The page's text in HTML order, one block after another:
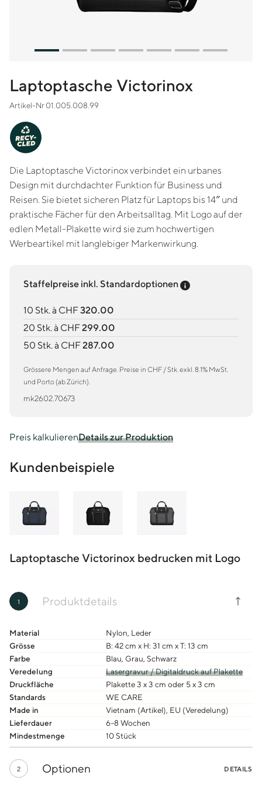
Laptoptasche Victorinox
Artikel-Nr 01.005.008.99
RECY-
CLED
Die Laptoptasche Victorinox verbindet ein urbanes
Design mit durchdachter Funktion für Business und
Reisen. Sie bietet sicheren Platz für Laptops bis 14″ und
praktische Fächer für den Arbeitsalltag. Mit Logo auf der
edlen Metall-Plakette wird sie zum hochwertigen
Werbeartikel mit langlebiger Markenwirkung.
Staffelpreise inkl. Standardoptionen Preis-Tooltip
10 Stk. à CHF320.00
20 Stk. à CHF299.00
50 Stk. à CHF287.00
Grössere Mengen auf Anfrage. Preise in CHF / Stk. exkl. 8.1% MwSt.
und Porto (ab Zürich).
mk2602.70673
Preis kalkulierenDetails zur Produktion
Kundenbeispiele
Laptoptasche Victorinox bedrucken mit Logo
1 Produktdetails
Material
Nylon, Leder
Grösse
B: 42 cm x H: 31 cm x T: 13 cm
Farbe
Blau, Grau, Schwarz
Veredelung
Lasergravur / Digitaldruck auf Plakette
Druckfläche
Plakette 3 x 3 cm oder 5 x 3 cm
Standards
WE CARE
Made in
Vietnam (Artikel), EU (Veredelung)
Lieferdauer
6–8 Wochen
Mindestmenge
10 Stück
2 Optionen DETAILS